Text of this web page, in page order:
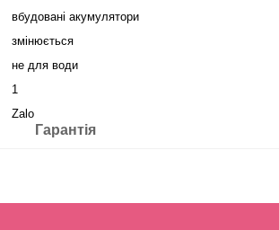
вбудовані акумулятори
змінюється
не для води
1
Zalo
Гарантія